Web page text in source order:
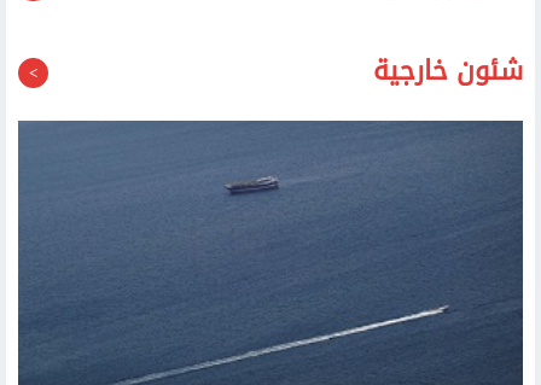
شئون خارجية